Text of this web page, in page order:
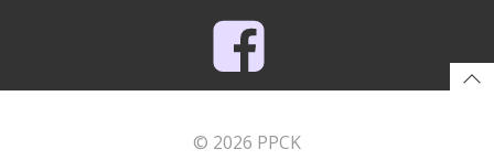
© 2026 PPCK